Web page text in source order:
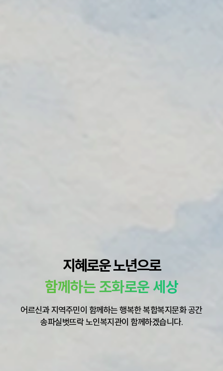
지혜로운 노년으로
함께하는 조화로운 세상
어르신과 지역주민이 함께하는 행복한 복합복지문화 공간
송파실벗뜨락 노인복지관이 함께하겠습니다.